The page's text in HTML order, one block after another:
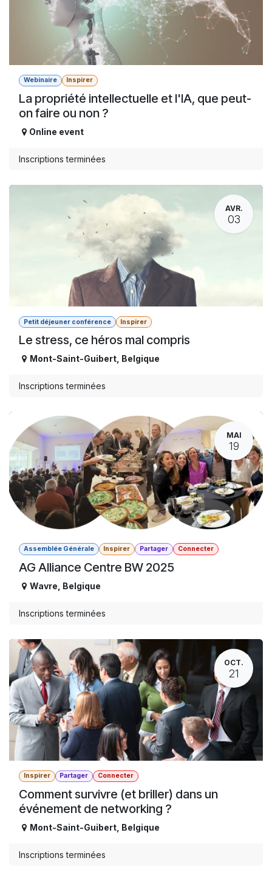
Webinaire Inspirer
La propriété intellectuelle et l'IA, que peut-
on faire ou non ?
Online event
Inscriptions terminées
AVR.
03
Petit déjeuner conférence Inspirer
Le stress, ce héros mal compris
Mont-Saint-Guibert, Belgique
Inscriptions terminées
MAI
19
Assemblée Générale Inspirer Partager Connecter
AG Alliance Centre BW 2025
Wavre Belgique
Inscriptions terminées
OCT.
21
Inspirer Partager Connecter
Comment survivre (et briller) dans un
événement de networking ?
Mont-Saint-Guibert Belgique
Inscriptions terminées